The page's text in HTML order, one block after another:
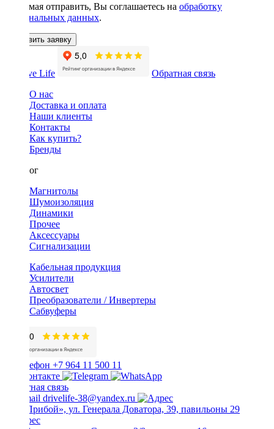
Нажимая отправить, Вы соглашаетесь на обработку
персональных данных.
Оставить заявку
Обратная связь
О нас
Доставка и оплата
Наши клиенты
Контакты
Как купить?
Бренды
Каталог
Магнитолы
Шумоизоляция
Динамики
Прочее
Аксессуары
Сигнализации
Кабельная продукция
Усилители
Автосвет
Преобразователи / Инвертеры
Сабвуферы
+7 964 11 500 11
Обратная связь
drivelife-38@yandex.ru
ТЦ «Прибой», ул. Генерала Доватора, 39, павильоны 29